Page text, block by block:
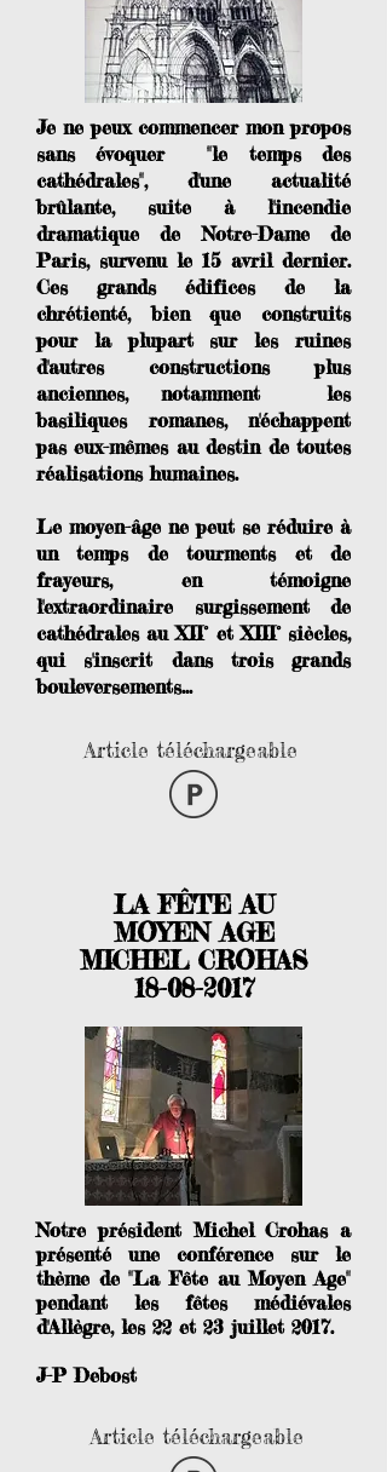
Je ne peux commencer mon propos
sans évoquer "le temps des
cathédrales", d'une actualité
brûlante, suite à l'incendie
dramatique de Notre-Dame de
Paris, survenu le 15 avril dernier.
Ces grands édifices de la
chrétienté, bien que construits
pour la plupart sur les ruines
d'autres constructions plus
anciennes, notamment les
basiliques romanes, n'échappent
pas eux-mêmes au destin de toutes
réalisations humaines.
Le moyen-âge ne peut se réduire à
un temps de tourments et de
frayeurs, en témoigne
l'extraordinaire surgissement de
cathédrales au XII° et XIII° siècles,
qui s'inscrit dans trois grands
bouleversements...
Article téléchargeable
LA FÊTE AU
MOYEN AGE
MICHEL CROHAS
18-08-2017
Notre président Michel Crohas a
présenté une conférence sur le
thème de "La Fête au Moyen Age"
pendant les fêtes médiévales
d'Allègre, les 22 et 23 juillet 2017.
J-P Debost
Article téléchargeable